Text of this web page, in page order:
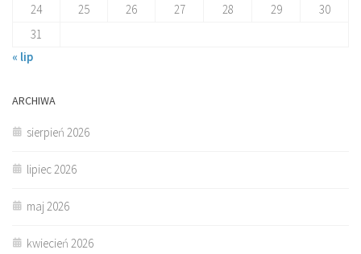
24
25 26 27 28 29
30
31
« lip
ARCHIWA
sierpień 2026
lipiec 2026
maj 2026
kwiecień 2026